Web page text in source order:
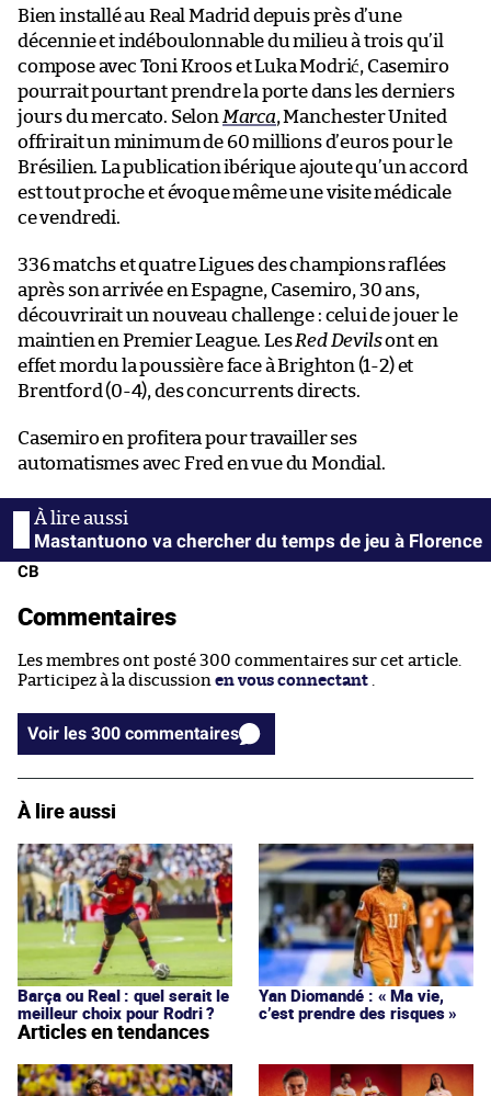
Bien installé au Real Madrid depuis près d’une
décennie et indéboulonnable du milieu à trois qu’il
compose avec Toni Kroos et Luka Modrić, Casemiro
pourrait pourtant prendre la porte dans les derniers
jours du mercato. Selon Marca, Manchester United
offrirait un minimum de 60 millions d’euros pour le
Brésilien. La publication ibérique ajoute qu’un accord
est tout proche et évoque même une visite médicale
ce vendredi.
336 matchs et quatre Ligues des champions raflées
après son arrivée en Espagne, Casemiro, 30 ans,
découvrirait un nouveau challenge : celui de jouer le
maintien en Premier League. LesRed Devilsont en
effet mordu la poussière face à Brighton (1-2) et
Brentford (0-4), des concurrents directs.
Casemiro en profitera pour travailler ses
automatismes avec Fred en vue du Mondial.
Mastantuono va chercher du temps de jeu à Florence
CB
Commentaires
Les membres ont posté 300 commentaires sur cet article.
Participez à la discussion en vous connectant
Voir les 300 commentaires
À lire aussi
Barça ou Real : quel serait le
meilleur choix pour Rodri ?
Yan Diomandé : « Ma vie,
c’est prendre des risques »
Articles en tendances